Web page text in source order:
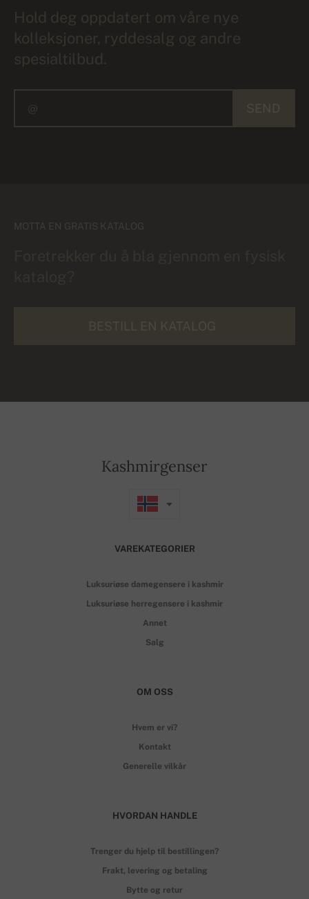
Hold deg oppdatert om våre nye
kolleksjoner, ryddesalg og andre
spesialtilbud.
MOTTA EN GRATIS KATALOG
Kashmirgenser
VAREKATEGORIER
Luksuriøse damegensere i kashmir
Luksuriøse herregensere i kashmir
Annet
Salg
OM OSS
Hvem er vi?
Kontakt
Generelle vilkår
HVORDAN HANDLE
Trenger du hjelp til bestillingen?
Frakt, levering og betaling
Bytte og retur